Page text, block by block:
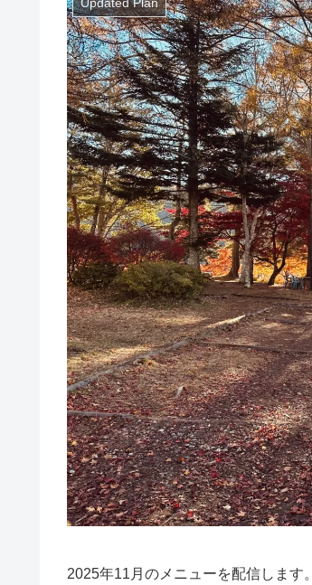
2025年11月のメニューを配信します。